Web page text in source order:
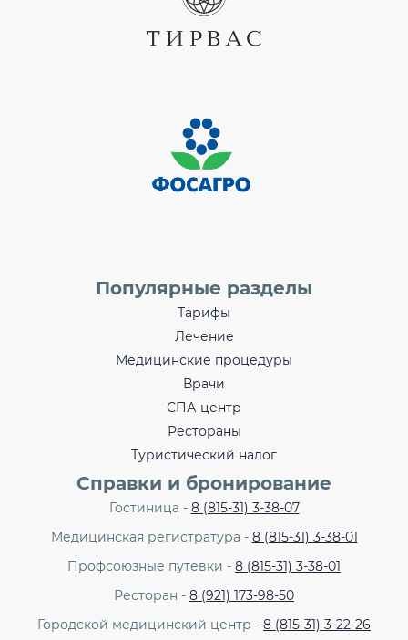
Популярные разделы
Тарифы
Лечение
Медицинские процедуры
Врачи
СПА-центр
Рестораны
Туристический налог
Справки и бронирование
Гостиница - 8 (815-31) 3-38-07
Медицинская регистратура - 8 (815-31) 3-38-01
Профсоюзные путевки - 8 (815-31) 3-38-01
Ресторан - 8 (921) 173-98-50
Городской медицинский центр - 8 (815-31) 3-22-26